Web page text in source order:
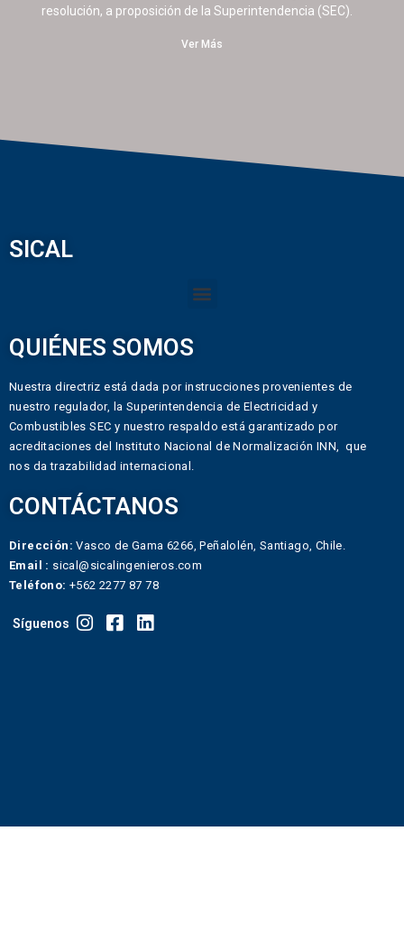
resolución, a proposición de la Superintendencia (SEC).
Ver Más
SICAL
QUIÉNES SOMOS
Nuestra directriz está dada por instrucciones provenientes de
nuestro regulador, la Superintendencia de Electricidad y
Combustibles SEC y nuestro respaldo está garantizado por
acreditaciones del Instituto Nacional de Normalización INN, que
nos da trazabilidad internacional.
CONTÁCTANOS
Dirección:Vasco de Gama 6266, Peñalolén, Santiago, Chile.
Email : sical@sicalingenieros.com
Teléfono: +562 2277 87 78
Síguenos